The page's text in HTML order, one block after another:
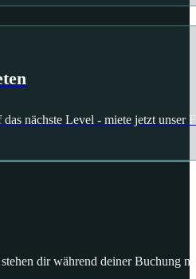
nächste Level - miete jetzt unser
dir während deiner Buchung